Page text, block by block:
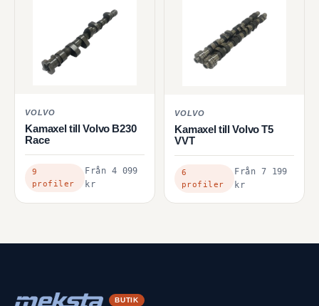
VOLVO
Kamaxel till Volvo B230
Race
9
profiler
Från 4 099
kr
VOLVO
Kamaxel till Volvo T5
VVT
6
profiler
Från 7 199
kr
BUTIK